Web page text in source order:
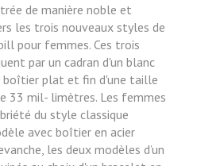
de manière noble et
les trois nouveaux styles de
pour femmes. Ces trois
par un cadran d'un blanc
boîtier plat et fin d'une taille
33 mil- limètres. Les femmes
du style classique
avec boîtier en acier
les deux modèles d’un